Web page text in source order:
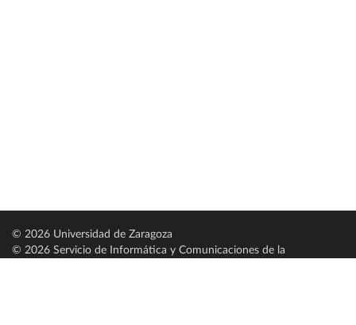
© 2026 Universidad de Zaragoza
© 2026 Servicio de Informática y Comunicaciones de la